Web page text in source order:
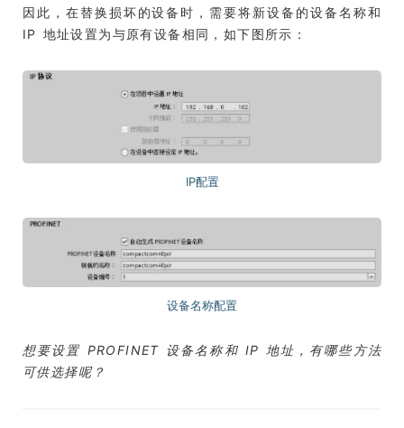
因此，在替换损坏的设备时，需要将新设备的设备名称和
IP 地址设置为与原有设备相同，如下图所示：
IP配置
设备名称配置
想要设置 PROFINET 设备名称和 IP 地址，有哪些方法
可供选择呢？